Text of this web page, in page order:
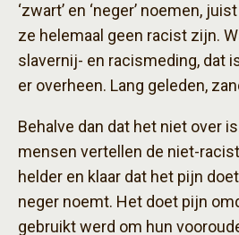
‘zwart’ en ‘neger’ noemen,
ze helemaal geen racist zijn.
slavernij- en racismeding, dat
er overheen. Lang geleden,
Behalve dan dat het niet over
mensen vertellen de niet-
helder en klaar dat het pijn
neger noemt. Het doet pijn
gebruikt werd om hun